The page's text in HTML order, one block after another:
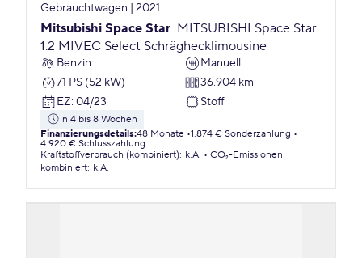
Gebrauchtwagen | 2021
Mitsubishi Space Star MITSUBISHI Space Star
1.2 MIVEC Select Schräghecklimousine
Benzin
Manuell
71 PS (52 kW)
36.904 km
EZ: 04/23 Stoff
in 4 bis 8 Wochen
Finanzierungsdetails:48 Monate 1.874 € Sonderzahlung
4.920 € Schlusszahlung
Kraftstoffverbrauch (kombiniert): k.A.
CO₂-Emissionen
kombiniert: k.A.